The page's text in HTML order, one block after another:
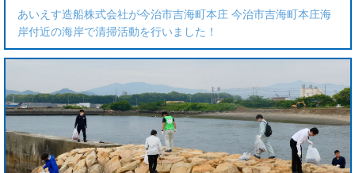
あいえす造船株式会社が今治市吉海町本庄 今治市吉海町本庄海
岸付近の海岸で清掃活動を行いました！